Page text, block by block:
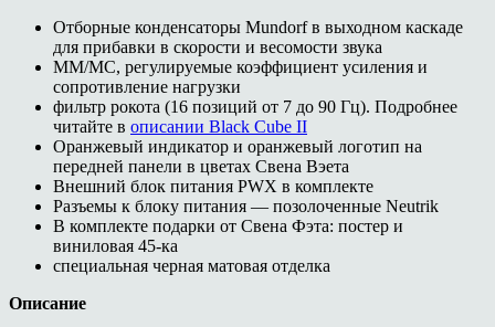
Отборные конденсаторы Mundorf в выходном каскаде
для прибавки в скорости и весомости звука
MM/MC, регулируемые коэффициент усиления и
сопротивление нагрузки
фильтр рокота (16 позиций от 7 до 90 Гц). Подробнее
читайте в описании Black Cube II
Оранжевый индикатор и оранжевый логотип на
передней панели в цветах Свена Вэета
Внешний блок питания PWX в комплекте
Разъемы к блоку питания — позолоченные Neutrik
В комплекте подарки от Свена Фэта: постер и
виниловая 45-ка
специальная черная матовая отделка
Описание